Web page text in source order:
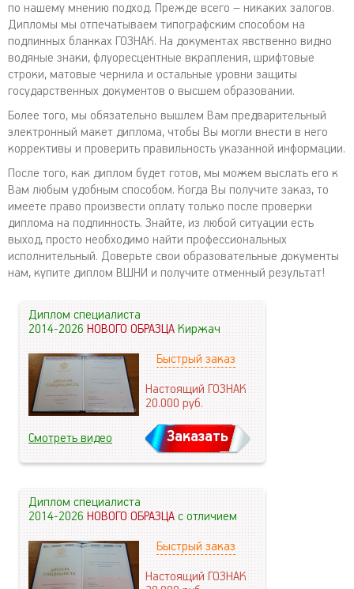
по нашему мнению подход. Прежде всего – никаких залогов.
Дипломы мы отпечатываем типографским способом на
подлинных бланках ГОЗНАК. На документах явственно видно
водяные знаки, флуоресцентные вкрапления, шрифтовые
строки, матовые чернила и остальные уровни защиты
государственных документов о высшем образовании.
Более того, мы обязательно вышлем Вам предварительный
электронный макет диплома, чтобы Вы могли внести в него
коррективы и проверить правильность указанной информации.
После того, как диплом будет готов, мы можем выслать его к
Вам любым удобным способом. Когда Вы получите заказ, то
имеете право произвести оплату только после проверки
диплома на подлинность. Знайте, из любой ситуации есть
выход, просто необходимо найти профессиональных
исполнительный. Доверьте свои образовательные документы
нам, купите диплом ВШНИ и получите отменный результат!
Диплом специалиста
2014-2026НОВОГО ОБРАЗЦАКиржач
Быстрый заказ
Настоящий ГОЗНАК
20.000руб.
Смотреть видео Заказать
Диплом специалиста
2014-2026НОВОГО ОБРАЗЦАс отличием
Быстрый заказ
Настоящий ГОЗНАК